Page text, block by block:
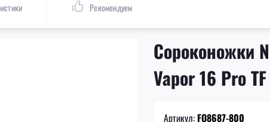
Рекомендуем
Сороконожки
Vapor 16 Pro
Артикул: FQ8687-800